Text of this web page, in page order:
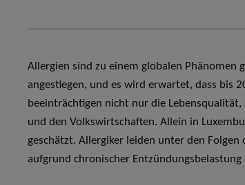
Allergien sind zu einem globalen Phänomen
angestiegen, und es wird erwartet, dass bis
beeinträchtigen nicht nur die
und den Volkswirtschaften. Allein in
geschätzt. Allergiker leiden unter den
aufgrund chronischer